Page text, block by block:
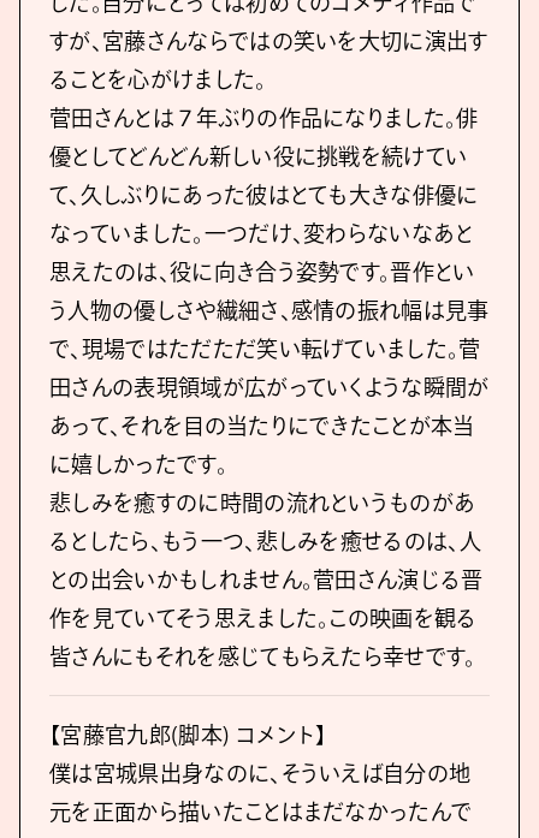
すが、宮藤さんならではの笑いを⼤切に演出す
ることを⼼がけました。
菅⽥さんとは７年ぶりの作品になりました。俳
優としてどんどん新しい役に挑戦を続けてい
て、久しぶりにあった彼はとても⼤きな俳優に
なっていました。⼀つだけ、変わらないなあと
思えたのは、役に向き合う姿勢です。晋作とい
う⼈物の優しさや繊細さ、感情の振れ幅は⾒事
で、現場ではただただ笑い転げていました。菅
⽥さんの表現領域が広がっていくような瞬間が
あって、それを⽬の当たりにできたことが本当
に嬉しかったです。
悲しみを癒すのに時間の流れというものがあ
るとしたら、もう⼀つ、悲しみを癒せるのは、⼈
との出会いかもしれません。菅⽥さん演じる晋
作を⾒ていてそう思えました。この映画を観る
皆さんにもそれを感じてもらえたら幸せです。
【宮藤官九郎(脚本) コメント】
僕は宮城県出⾝なのに、そういえば⾃分の地
元を正⾯から描いたことはまだなかったんで